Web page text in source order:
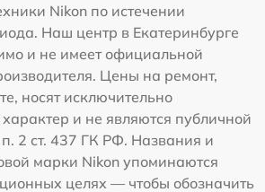
Nikon по истечении
Наш центр в Екатеринбурге
и не имеет официальной
Цены на ремонт,
носят исключительно
и не являются публичной
2 ст. 437 ГК РФ. Названия и
марки Nikon упоминаются
целях — чтобы обозначить